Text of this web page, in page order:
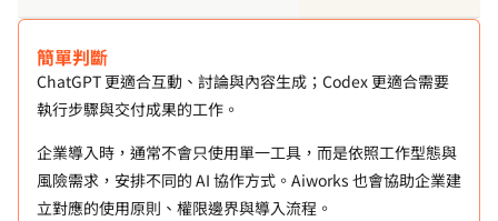
簡單判斷
ChatGPT 更適合互動、討論與內容生成；Codex 更適合需要
執行步驟與交付成果的工作。
企業導入時，通常不會只使用單一工具，而是依照工作型態與
風險需求，安排不同的 AI 協作方式。Aiworks 也會協助企業建
立對應的使用原則、權限邊界與導入流程。